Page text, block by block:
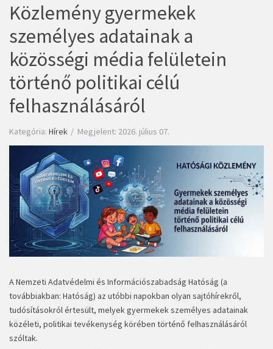
Közlemény gyermekek
személyes adatainak a
közösségi média felületein
történő politikai célú
felhasználásáról
Kategória: Hírek Megjelent: 2026. július 07.
A Nemzeti Adatvédelmi és Információszabadság Hatóság (a
továbbiakban: Hatóság) az utóbbi napokban olyan sajtóhírekről,
tudósításokról értesült, melyek gyermekek személyes adatainak
közéleti, politikai tevékenység körében történő felhasználásáról
szóltak.